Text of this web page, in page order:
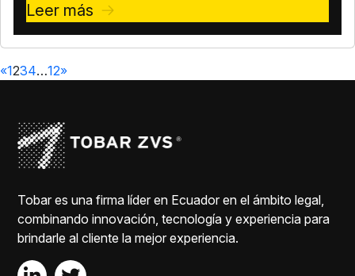
Leer más
«1234…12»
Tobar es una firma líder en Ecuador en el ámbito legal,
combinando innovación, tecnología y experiencia para
brindarle al cliente la mejor experiencia.